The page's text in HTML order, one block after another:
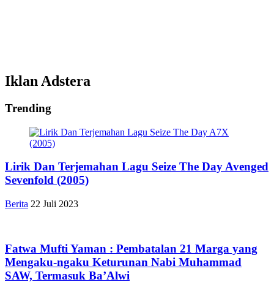
Iklan Adstera
Trending
Lirik Dan Terjemahan Lagu Seize The Day Avenged
Sevenfold (2005)
Berita 22 Juli 2023
Fatwa Mufti Yaman : Pembatalan 21 Marga yang
Mengaku-ngaku Keturunan Nabi Muhammad
SAW, Termasuk Ba’Alwi